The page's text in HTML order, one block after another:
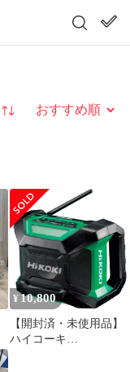
並び替え
¥ 10,800
【開封済・未使用品】
ハイコーキ